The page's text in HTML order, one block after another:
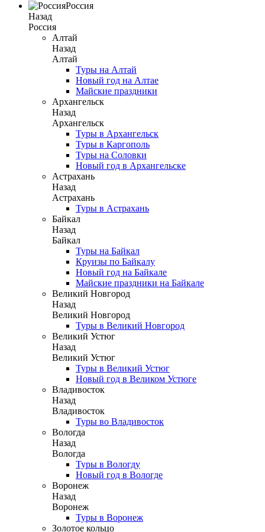
Россия
Назад
Россия
Алтай
Назад
Алтай
Туры на Алтай
Новый год на Алтае
Майские праздники
Архангельск
Назад
Архангельск
Туры в Архангельск
Туры в Каргополь
Туры на Соловки
Новый год в Архангельске
Астрахань
Назад
Астрахань
Туры в Астрахань
Байкал
Назад
Байкал
Туры на Байкал
Круизы по Байкалу
Новый год на Байкале
Майские праздники на Байкале
Великий Новгород
Назад
Великий Новгород
Туры в Великий Новгород
Великий Устюг
Назад
Великий Устюг
Туры в Великий Устюг
Новый год в Великом Устюге
Владивосток
Назад
Владивосток
Туры во Владивосток
Вологда
Назад
Вологда
Туры в Вологду
Новый год в Вологде
Воронеж
Назад
Воронеж
Туры в Воронеж
Золотое кольцо